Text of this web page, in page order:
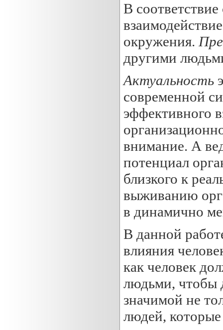
В
окружения. П
другими
Актуальность
современной
эффективного
внимание. А
потенциал
близкого к
выживанию
в динамично
В данной
влияния
как человек
людьми, чтобы
значимой не
людей,